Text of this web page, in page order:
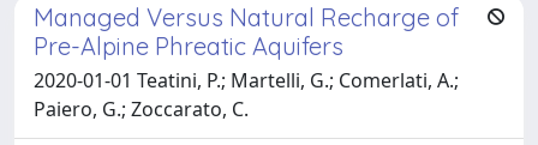
Managed Versus Natural Recharge of
Pre-Alpine Phreatic Aquifers
2020-01-01 Teatini, P.; Martelli, G.; Comerlati, A.;
Paiero, G.; Zoccarato, C.